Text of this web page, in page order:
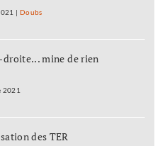
| Doubs
mine de rien
2021
des TER